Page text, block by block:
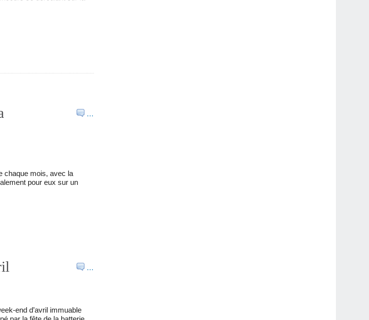
…
chaque mois, avec la
pour eux sur un
…
end d’avril immuable